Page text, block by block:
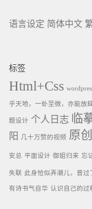
语言设定 简体中文
标签
Html+Css
乎天地，一虲至微，亦能放
题设计 个人日志 临
阳
几十万赞的视频 原创
安总 平面设计 御姐归来 忘
失联 此身恰似弄潮儿，曾过
有诗书气自华 认识自己的过